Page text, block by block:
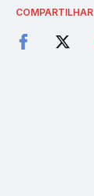
COMPARTILHAR